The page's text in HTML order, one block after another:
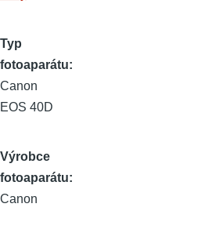
Typ
fotoaparátu
Canon
EOS 40D
Výrobce
fotoaparátu
Canon